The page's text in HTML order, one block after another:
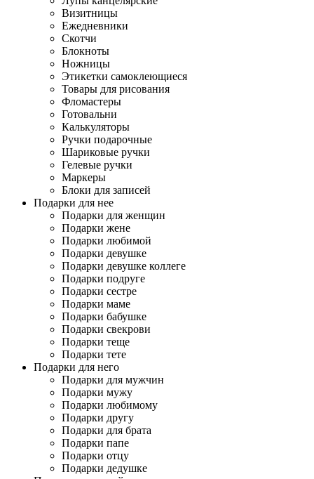
Визитницы
Ежедневники
Скотчи
Блокноты
Ножницы
Этикетки самоклеющиеся
Товары для рисования
Фломастеры
Готовальни
Калькуляторы
Ручки подарочные
Шариковые ручки
Гелевые ручки
Маркеры
Блоки для записей
Подарки для нее
Подарки для женщин
Подарки жене
Подарки любимой
Подарки девушке
Подарки девушке коллеге
Подарки подруге
Подарки сестре
Подарки маме
Подарки бабушке
Подарки свекрови
Подарки теще
Подарки тете
Подарки для него
Подарки для мужчин
Подарки мужу
Подарки любимому
Подарки другу
Подарки для брата
Подарки папе
Подарки отцу
Подарки дедушке